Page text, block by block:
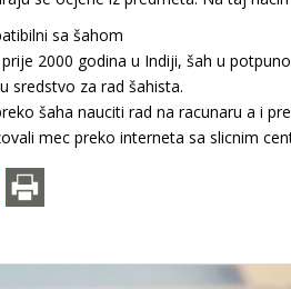
sa šahom
2000 godina u Indiji, šah u
sredstvo za rad šahista.
šaha nauciti rad na racunaru a i
mec preko interneta sa slicnim